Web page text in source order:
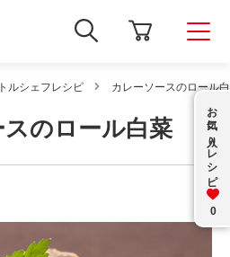
新
し
ィ
ン
ウ
サ
検
ルシェフレシピ カレーソースのロール
のロール白菜 お気に入り
レシピ
0